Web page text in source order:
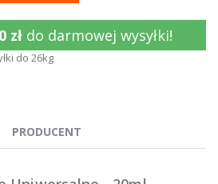
zł do darmowej wysyłki!
do 26kg
PRODUCENT